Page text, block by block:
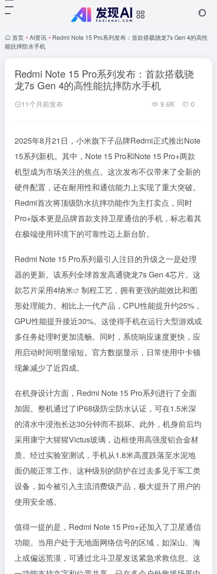
首页 • AI资讯 • Redmi Note 15 Pro系列发布：首款搭载骁龙7s Gen 4的高性
能抗摔防水手机
Redmi Note 15 Pro系列发布：首款搭载骁
龙7s Gen 4的高性能抗摔防水手机
11个月前发布 9.6K 0
2025年8月21日，小米旗下子品牌Redmi正式推出Note
15系列新机。其中，Note 15 Pro和Note 15 Pro+两款
机型成为市场关注的焦点。这次发布不仅带来了全新的
硬件配置，还在耐用性和通信能力上实现了重大突破。
Redmi首次将顶级防水抗摔功能作为主打卖点，同时
Pro+版本更是品牌首款支持卫星通信的手机，标志着其
在极端使用环境下的可靠性迈上新台阶。
Redmi Note 15 Pro系列最引人注目的升级之一是处理
器的更新。该系列全球首发高通骁龙7s Gen 4芯片。这
款芯片采用4纳米
制程工艺，拥有更强的能效比和图
形处理能力。相比上一代产品，CPU性能提升约25%，
GPU性能提升接近30%。这使得手机在运行大型游戏或
多任务处理时更加流畅。同时，系统响应速度更快，应
用启动时间明显缩短。官方数据显示，日常使用中卡顿
现象减少了近四成。
在机身设计方面，Redmi Note 15 Pro系列进行了全面
加固。整机通过了IP68级防尘防水认证，可在1.5米深
的清水中浸泡长达30分钟而不损坏。此外，机身前后均
采用康宁大猩猩Victus玻璃，边框使用高强度铝合金材
质。经过实验室测试，手机从1.8米高度跌落至水泥地
面仍能正常工作。这种级别的防护在过去多见于军工类
设备，如今被引入主流消费级产品，极大提升了用户的
使用安全感。
值得一提的是，Redmi Note 15 Pro+还加入了卫星通信
功能。当用户处于无地面网络信号的区域，如深山、海
上或偏远荒漠，可通过北斗卫星发送紧急求救信息。这